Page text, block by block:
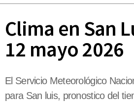
Clima en San
12 mayo 2026
El Servicio Meteorológico
para San luis, pronostico del